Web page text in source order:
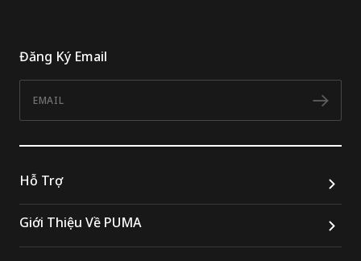
Đăng Ký Email
Hỗ Trợ
Giới Thiệu Về PUMA